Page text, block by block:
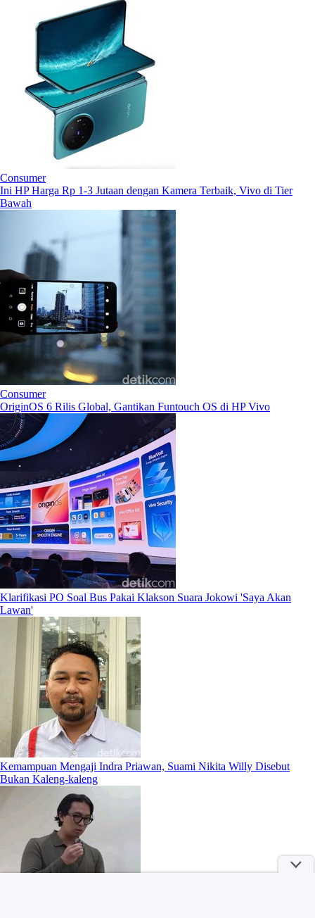
Consumer
Ini HP Harga Rp 1-3 Jutaan dengan Kamera Terbaik, Vivo di Tier
Bawah
Consumer
OriginOS 6 Rilis Global, Gantikan Funtouch OS di HP Vivo
Klarifikasi PO Soal Bus Pakai Klakson Suara Jokowi 'Saya Akan
Lawan'
Kemampuan Mengaji Indra Priawan, Suami Nikita Willy Disebut
Bukan Kaleng-kaleng